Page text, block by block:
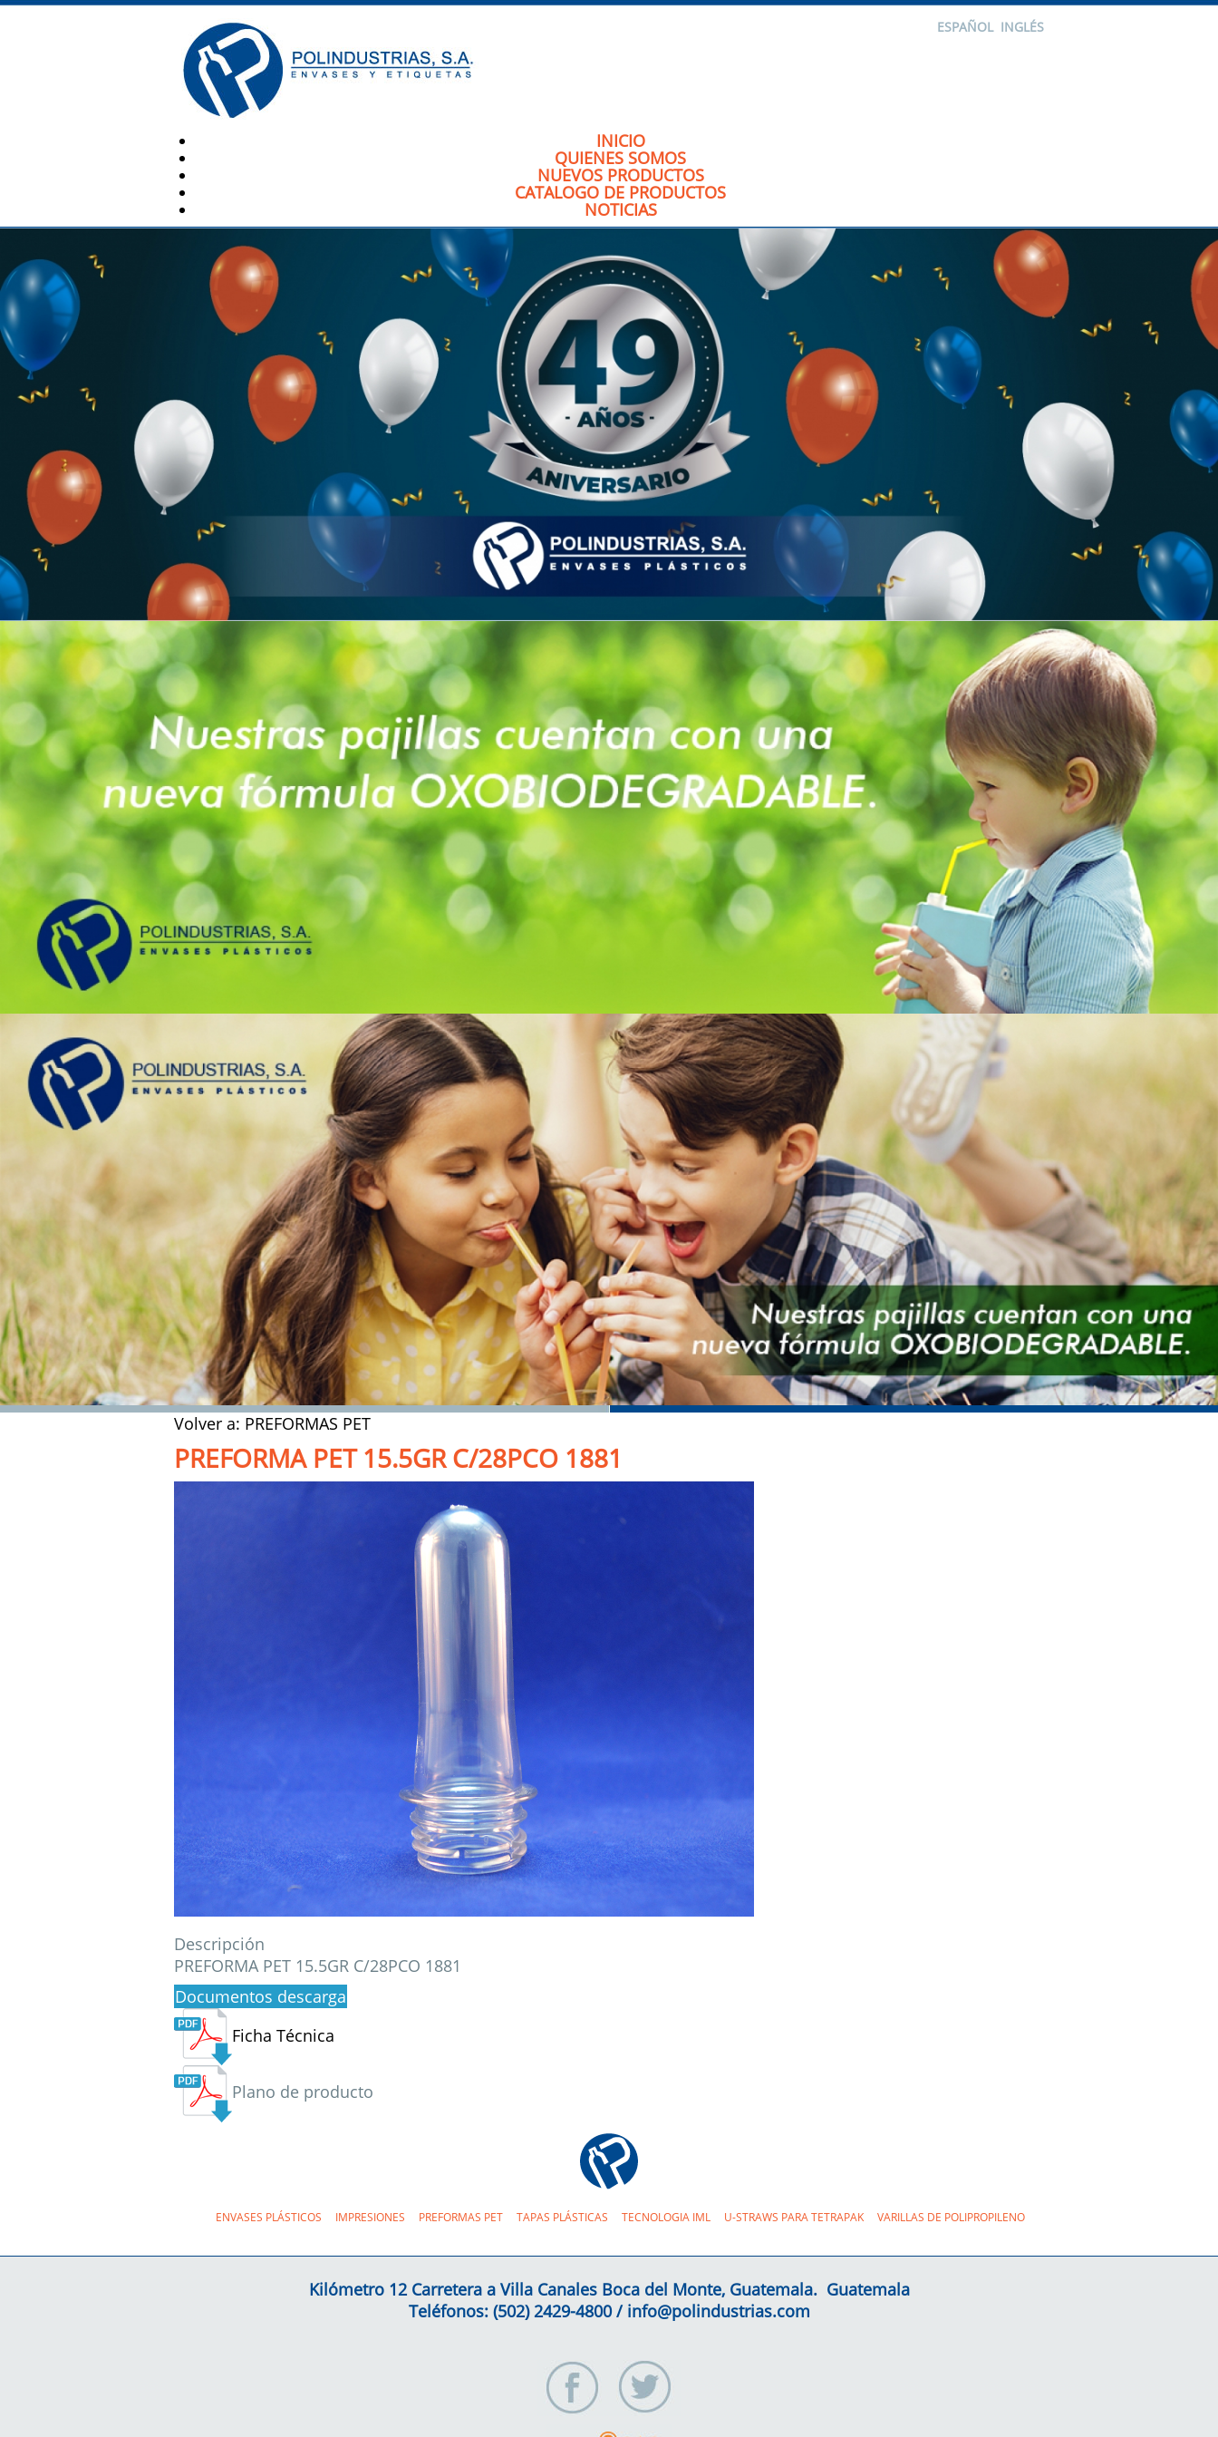
ESPAÑOL INGLÉS
INICIO
QUIENES SOMOS
NUEVOS PRODUCTOS
CATALOGO DE PRODUCTOS
NOTICIAS
Volver a: PREFORMAS PET
PREFORMA PET 15.5GR C/28PCO 1881
Descripción
PREFORMA PET 15.5GR C/28PCO 1881
Documentos descarga
Ficha Técnica
Plano de producto
ENVASES PLÁSTICOS IMPRESIONES PREFORMAS PET TAPAS PLÁSTICAS TECNOLOGIA IML U-STRAWS PARA TETRAPAK VARILLAS DE POLIPROPILENO
Kilómetro 12 Carretera a Villa Canales Boca del Monte, Guatemala. Guatemala
Teléfonos: (502)2429-4800/ info@polindustrias.com